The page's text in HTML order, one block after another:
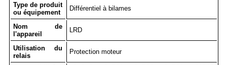
Type de produit
ou équipement
Différentiel à bilames
Nom de
l'appareil
LRD
Utilisation du
relais
Protection moteur